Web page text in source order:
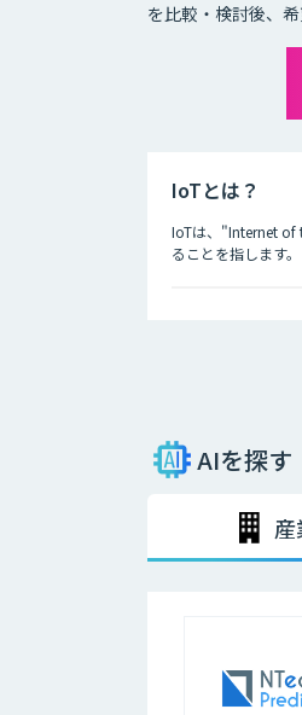
を比較・検討後、
IoTとは？
IoTは、"Internet of
ることを指します。
IoTによってでき
期待されています。
AIを探す